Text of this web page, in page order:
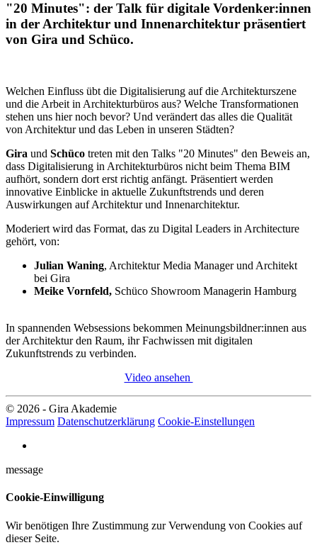
"20 Minutes": der Talk für digitale Vordenker:innen
in der Architektur und Innenarchitektur präsentiert
von Gira und Schüco.
Welchen Einfluss übt die Digitalisierung auf die Architekturszene
und die Arbeit in Architekturbüros aus? Welche Transformationen
stehen uns hier noch bevor? Und verändert das alles die Qualität
von Architektur und das Leben in unseren Städten?
Gira und Schüco treten mit den Talks "20 Minutes" den Beweis an,
dass Digitalisierung in Architekturbüros nicht beim Thema BIM
aufhört, sondern dort erst richtig anfängt. Präsentiert werden
innovative Einblicke in aktuelle Zukunftstrends und deren
Auswirkungen auf Architektur und Innenarchitektur.
Moderiert wird das Format, das zu Digital Leaders in Architecture
gehört, von:
Julian Waning, Architektur Media Manager und Architekt
bei Gira
Meike Vornfeld, Schüco Showroom Managerin Hamburg
In spannenden Websessions bekommen Meinungsbildner:innen aus
der Architektur den Raum, ihr Fachwissen mit digitalen
Zukunftstrends zu verbinden.
Video ansehen
© 2026 - Gira Akademie
Impressum Datenschutzerklärung Cookie-Einstellungen
message
Cookie-Einwilligung
Wir benötigen Ihre Zustimmung zur Verwendung von Cookies auf
dieser Seite.